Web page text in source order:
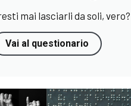
mai lasciarli da soli, vero?
Vai al questionario